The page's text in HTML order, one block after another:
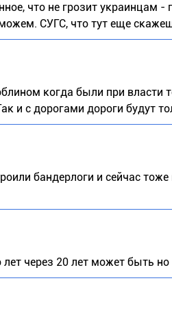
что не грозит
СУГС, что тут еще
когда были при власти
и с дорогами дороги будут
бандерлоги и сейчас
через 20 лет может быть